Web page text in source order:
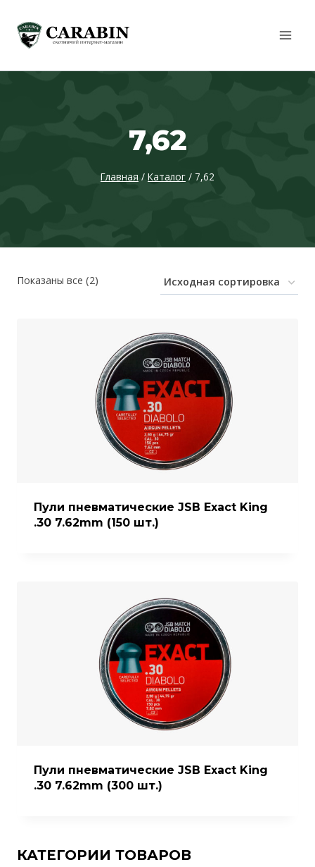
7,62
Главная / Каталог / 7,62
Показаны все (2)
Пули пневматические JSB Exact King
.30 7.62mm (150 шт.)
Пули пневматические JSB Exact King
.30 7.62mm (300 шт.)
КАТЕГОРИИ ТОВАРОВ